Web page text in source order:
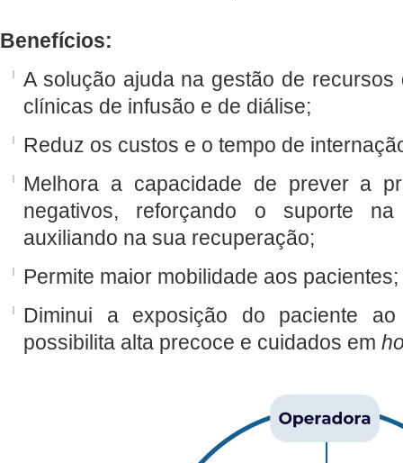
Benefícios:
A solução ajuda na gestão de
clínicas de infusão e de diálise;
Reduz os custos e o tempo de
Melhora a capacidade de prever a
negativos, reforçando o suporte
auxiliando na sua recuperação;
Permite maior mobilidade aos pacientes;
Diminui a exposição do paciente
possibilita alta precoce e cuidados em